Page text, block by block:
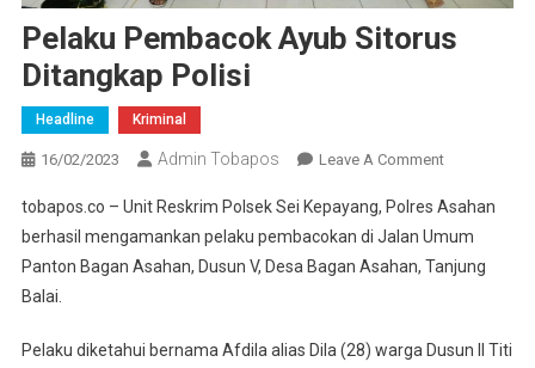
Pelaku Pembacok Ayub Sitorus
Ditangkap Polisi
Headline Kriminal
16/02/2023 Admin Tobapos Leave A CommentOn Pelaku
Ayub
Sitorus
Ditangkap
tobapos.co – Unit Reskrim Polsek Sei Kepayang, Polres Asahan
berhasil mengamankan pelaku pembacokan di Jalan Umum
Panton Bagan Asahan, Dusun V, Desa Bagan Asahan, Tanjung
Balai.
Pelaku diketahui bernama Afdila alias Dila (28) warga Dusun II Titi